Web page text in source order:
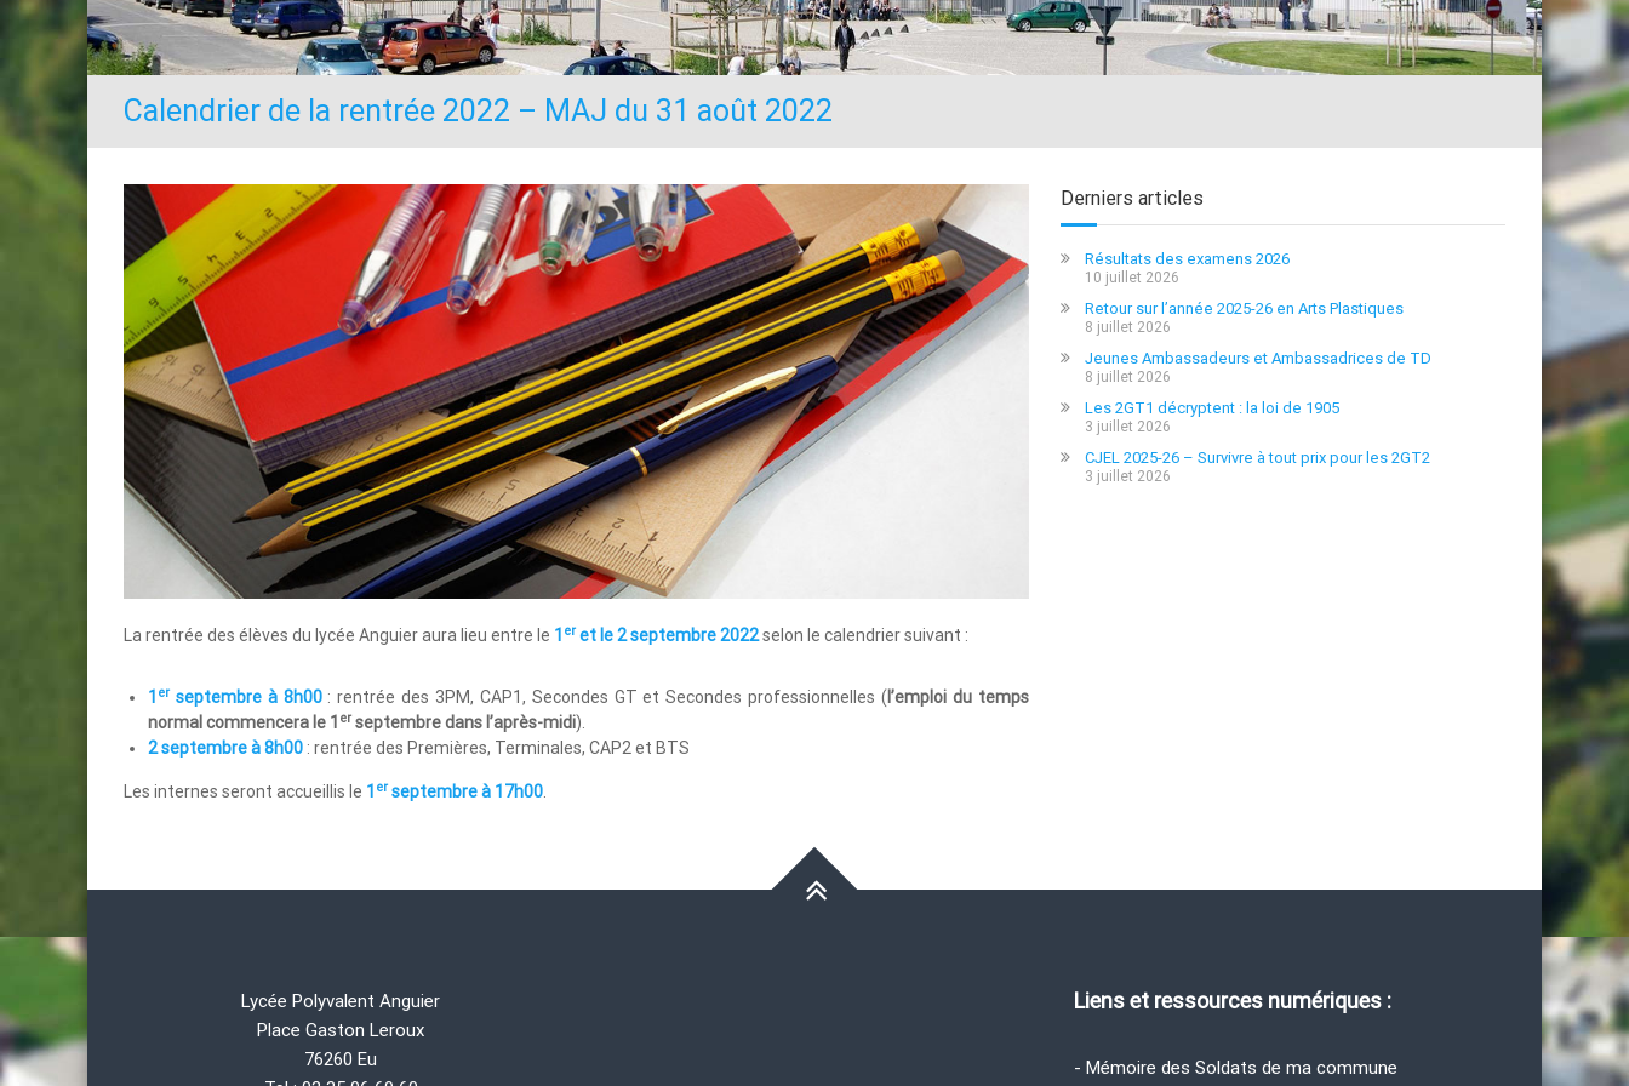
Calendrier de la rentrée 2022 – MAJ du 31 août 2022
La rentrée des élèves du lycée Anguier aura lieu entre le 1 eret le 2 septembre 2022selon le calendrier suivant :
1 erseptembre à 8h00 : rentrée des 3PM, CAP1, Secondes GT et Secondes professionnelles ( l’emploi du temps
normal commencera le 1 er septembre dans l’après-midi).
2 septembre à 8h00 : rentrée des Premières, Terminales, CAP2 et BTS
Les internes seront accueillis le 1 erseptembre à 17h00.
Derniers articles
Résultats des examens 2026
10 juillet 2026
Retour sur l’année 2025-26 en Arts Plastiques
8 juillet 2026
Jeunes Ambassadeurs et Ambassadrices de TD
8 juillet 2026
Les 2GT1 décryptent : la loi de 1905
3 juillet 2026
CJEL 2025-26 – Survivre à tout prix pour les 2GT2
3 juillet 2026
Lycée Polyvalent Anguier
Place Gaston Leroux
76260 Eu
Liens et ressources numériques :
- Mémoire des Soldats de ma commune